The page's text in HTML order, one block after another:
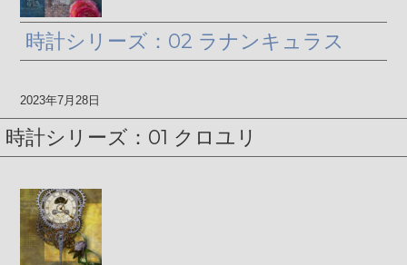
時計シリーズ：02 ラナンキュラス
2023年7月28日
時計シリーズ：01 クロユリ